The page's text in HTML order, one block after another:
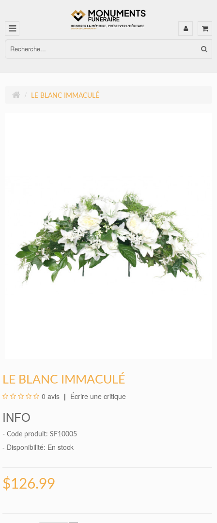
LE BLANC IMMACULÉ
LE BLANC IMMACULÉ
0 avis Écrire une critique
INFO
- Code produit: SF10005
- Disponibilité: En stock
$126.99